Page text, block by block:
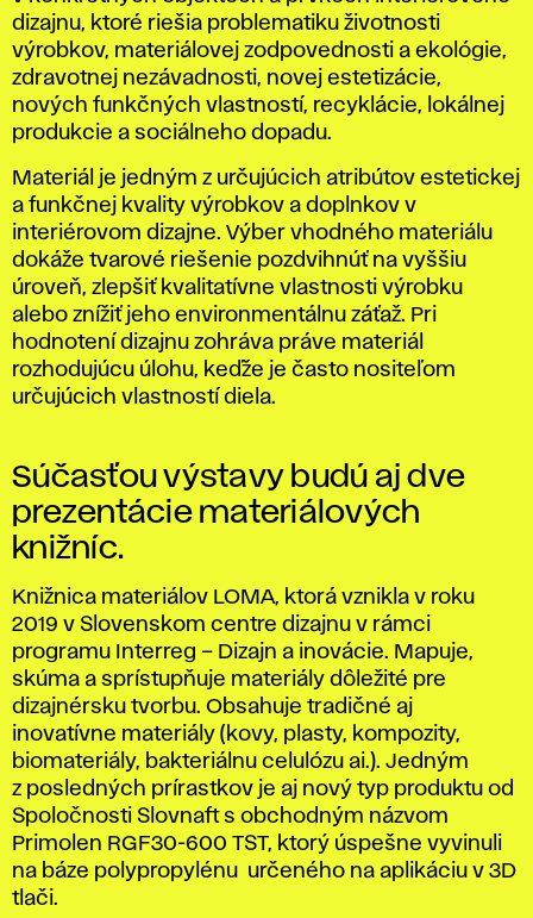
dizajnu, ktoré riešia problematiku životnosti
výrobkov, materiálovej zodpovednosti a ekológie,
zdravotnej nezávadnosti, novej estetizácie,
nových funkčných vlastností, recyklácie, lokálnej
produkcie a sociálneho dopadu.
Materiál je jedným z určujúcich atribútov estetickej
a funkčnej kvality výrobkov a doplnkov v
interiérovom dizajne. Výber vhodného materiálu
dokáže tvarové riešenie pozdvihnúť na vyššiu
úroveň, zlepšiť kvalitatívne vlastnosti výrobku
alebo znížiť jeho environmentálnu záťaž. Pri
hodnotení dizajnu zohráva práve materiál
rozhodujúcu úlohu, keďže je často nositeľom
určujúcich vlastností diela.
Súčasťou výstavy budú aj dve
prezentácie materiálových
knižníc.
Knižnica materiálov LOMA, ktorá vznikla v roku
2019 v Slovenskom centre dizajnu v rámci
programu Interreg – Dizajn a inovácie. Mapuje,
skúma a sprístupňuje materiály dôležité pre
dizajnérsku tvorbu. Obsahuje tradičné aj
inovatívne materiály (kovy, plasty, kompozity,
biomateriály, bakteriálnu celulózu ai.). Jedným
z posledných prírastkov je aj nový typ produktu od
Spoločnosti Slovnaft s obchodným názvom
Primolen RGF30-600 TST, ktorý úspešne vyvinuli
na báze polypropylénu určeného na aplikáciu v 3D
tlači.